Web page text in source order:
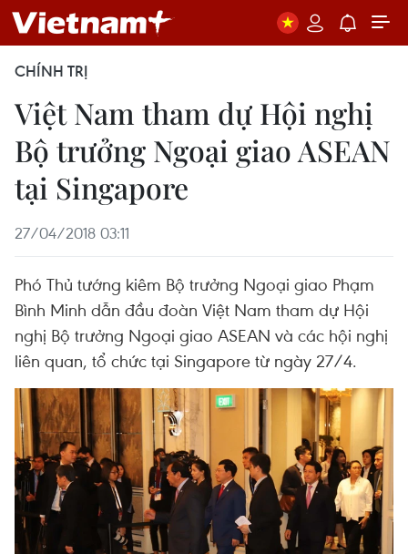
CHÍNH TRỊ
Việt Nam tham dự Hội nghị
Bộ trưởng Ngoại giao ASEAN
tại Singapore
27/04/2018 03:11
Phó Thủ tướng kiêm Bộ trưởng Ngoại giao Phạm
Bình Minh dẫn đầu đoàn Việt Nam tham dự Hội
nghị Bộ trưởng Ngoại giao ASEAN và các hội nghị
liên quan, tổ chức tại Singapore từ ngày 27/4.